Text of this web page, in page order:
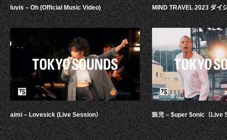
luvis – Oh (Official Music Video)
aimi – Lovesick (Live Session）
MIND TRAVEL 2023 ダイ
鋭児 – $uper $onic（Live